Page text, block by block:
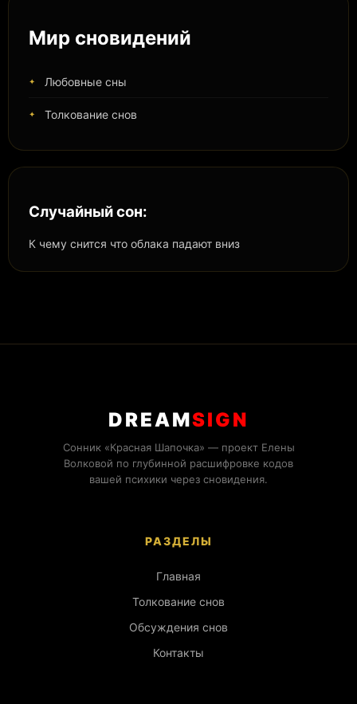
Мир сновидений
Любовные сны
Толкование снов
Случайный сон:
К чему снится что облака падают вниз
DREAMSIGN
Сонник «Красная Шапочка» — проект Елены
Волковой по глубинной расшифровке кодов
вашей психики через сновидения.
РАЗДЕЛЫ
Главная
Толкование снов
Обсуждения снов
Контакты